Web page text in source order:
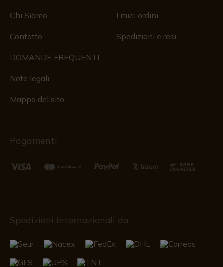
Chi Siamo
Contatto
DOMANDE FREQUENTI
Note legali
Mappa del sito
I miei ordini
Spedizioni e resi
Pagamenti
Spedizioni internazionali da